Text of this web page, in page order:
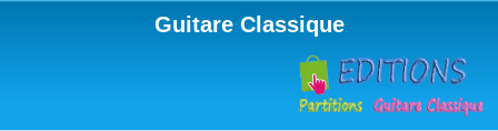
Guitare Classique